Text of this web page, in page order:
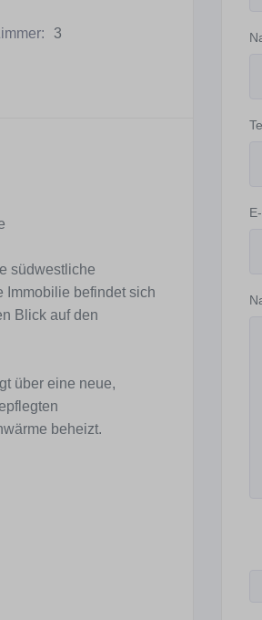
3
südwestliche
Immobilie befindet sich
Blick auf den
über eine neue,
beheizt.